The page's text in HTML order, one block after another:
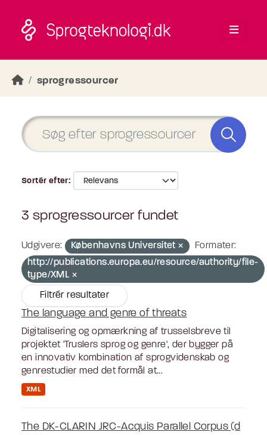
sprogressourcer
Sortér efter
3 sprogressourcer fundet
Udgivere: Københavns Universitet
Formater:
http://publications.europa.eu/resource/authority/file-
type/XML
Filtrér resultater
The language and genre of threats
Digitalisering og opmærkning af trusselsbreve til
projektet 'Truslers sprog og genre', der bygger på
en innovativ kombination af sprogvidenskab og
genrestudier med det formål at...
XML
The DK-CLARIN JRC-Acquis Parallel Corpus (d